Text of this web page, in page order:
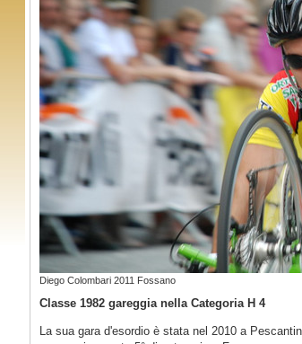
Diego Colombari 2011 Fossano
Classe 1982 gareggia nella Categoria H 4
La sua gara d'esordio è stata nel 2010 a